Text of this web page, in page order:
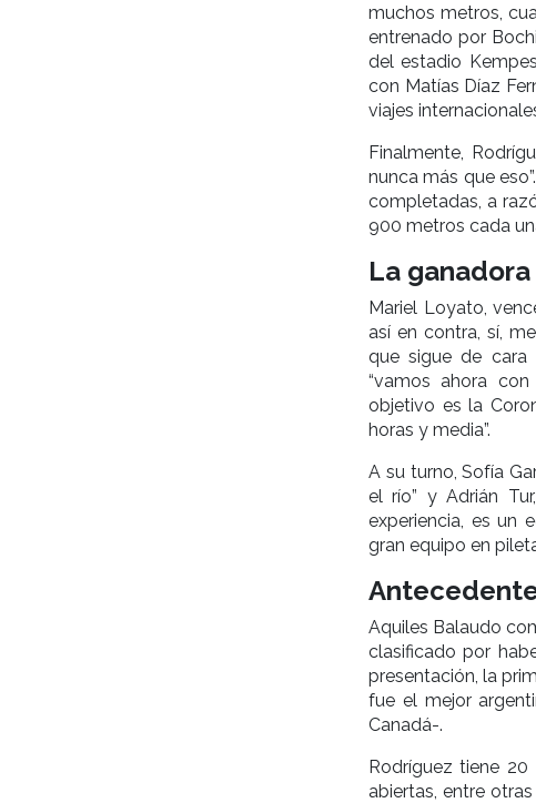
muchos metros,
entrenado por
del estadio
con Matías Díaz
viajes
Finalmente,
nunca más que
completadas, a
900 metros cada
La ganadora
Mariel Loyato,
así en contra, sí,
que sigue de cara
“vamos ahora
objetivo es la
horas y media”.
A su turno, Sofía
el río” y Adrián
experiencia, es un
gran equipo en
Aquiles Balaudo
clasificado por
presentación, la
fue el mejor
Canadá-.
Rodríguez tiene
abiertas, entre